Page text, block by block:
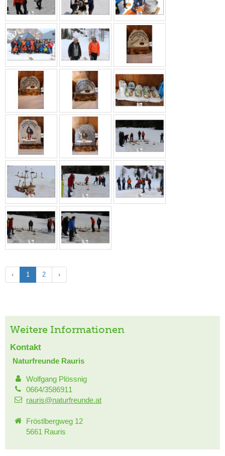
‹ 1 2 ›
Weitere Informationen
Kontakt
Naturfreunde Rauris
Wolfgang Plössnig
0664/3586911
rauris@naturfreunde.at
Fröstlbergweg 12
5661 Rauris